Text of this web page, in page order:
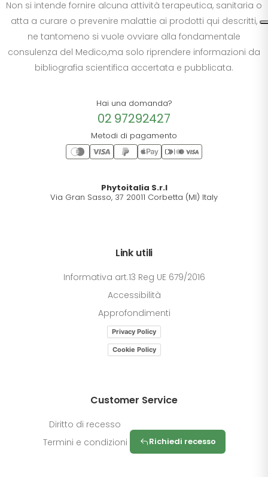
Non si intende fornire alcuna attività terapeutica, sanitaria o
atta a curare o prevenire malattie ai prodotti qui descritti,
ne tantomeno si vuole ovviare alla fondamentale
consulenza del Medico,ma solo riprendere informazioni da
bibliografia scientifica accertata e pubblicata.
Hai una domanda?
02 97292427
Metodi di pagamento
Phytoitalia S.r.l
Via Gran Sasso, 37 20011 Corbetta (MI) Italy
Link utili
Informativa art.13 Reg UE 679/2016
Accessibilità
Approfondimenti
Privacy Policy
Cookie Policy
Customer Service
Diritto di recesso
Termini e condizioni
Richiedi recesso